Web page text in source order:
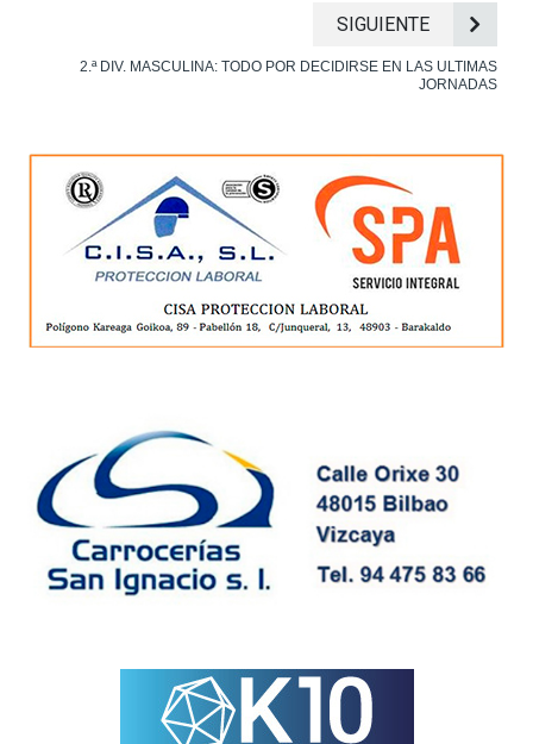
SIGUIENTE
2.ª DIV. MASCULINA: TODO POR DECIDIRSE EN LAS ULTIMAS
JORNADAS